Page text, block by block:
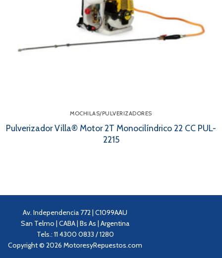
MOCHILAS/PULVERIZADORES
Pulverizador Villa® Motor 2T Monocilíndrico 22 CC PUL-
2215
Av. Independencia 772 | C1099AAU
San Telmo | CABA | Bs As | Argentina
Tels.: 11 4300 0833 / 1280
Copyright © 2026 MotoresyRepuestos.com